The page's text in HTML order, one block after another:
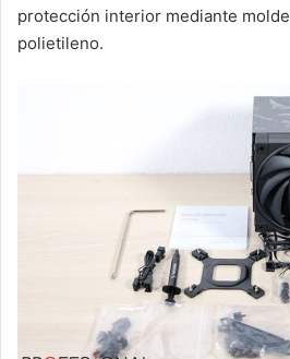
protección interior mediante
polietileno.